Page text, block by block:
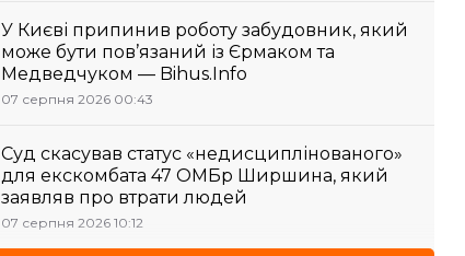
У Києві припинив роботу забудовник, який
може бути пов’язаний із Єрмаком та
Медведчуком — Bihus.Info
07 серпня 2026 00:43
Суд скасував статус «недисциплінованого»
для екскомбата 47 ОМБр Ширшина, який
заявляв про втрати людей
07 серпня 2026 10:12